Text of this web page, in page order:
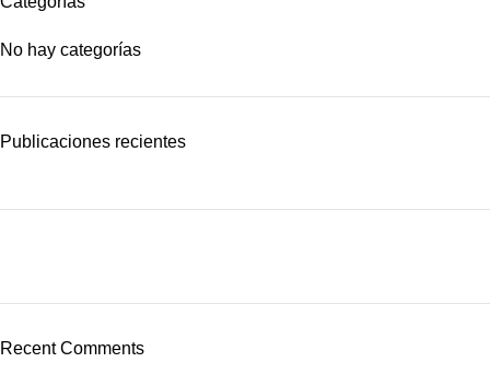
No hay categorías
Publicaciones recientes
03 Nov – 03 Dec
Recent Comments